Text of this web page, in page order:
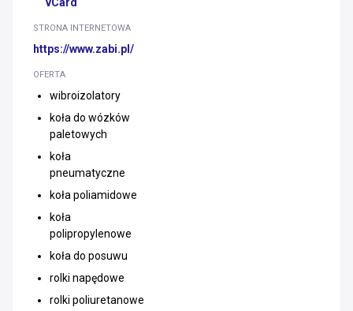
STRONA INTERNETOWA
https://www.zabi.pl/
OFERTA
wibroizolatory
koła do wózków
paletowych
koła
pneumatyczne
koła poliamidowe
koła
polipropylenowe
koła do posuwu
rolki napędowe
rolki poliuretanowe